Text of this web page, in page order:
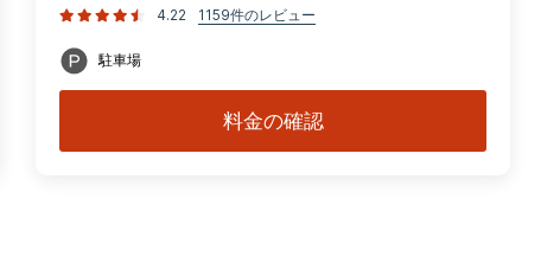
4.22
1159件のレビュー
駐車場
料金の確認